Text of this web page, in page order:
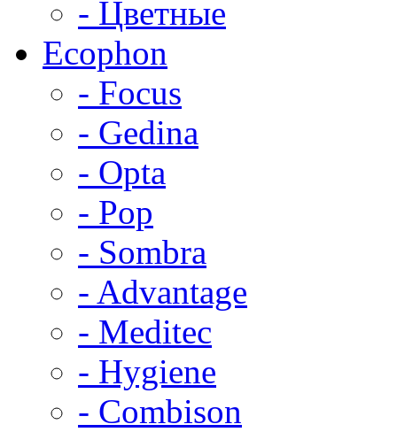
- Цветные
Ecophon
- Focus
- Gedina
- Opta
- Pop
- Sombra
- Advantage
- Meditec
- Hygiene
- Combison